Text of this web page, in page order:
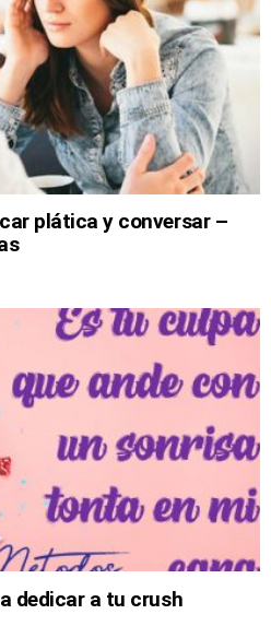
plática y conversar –
dedicar a tu crush